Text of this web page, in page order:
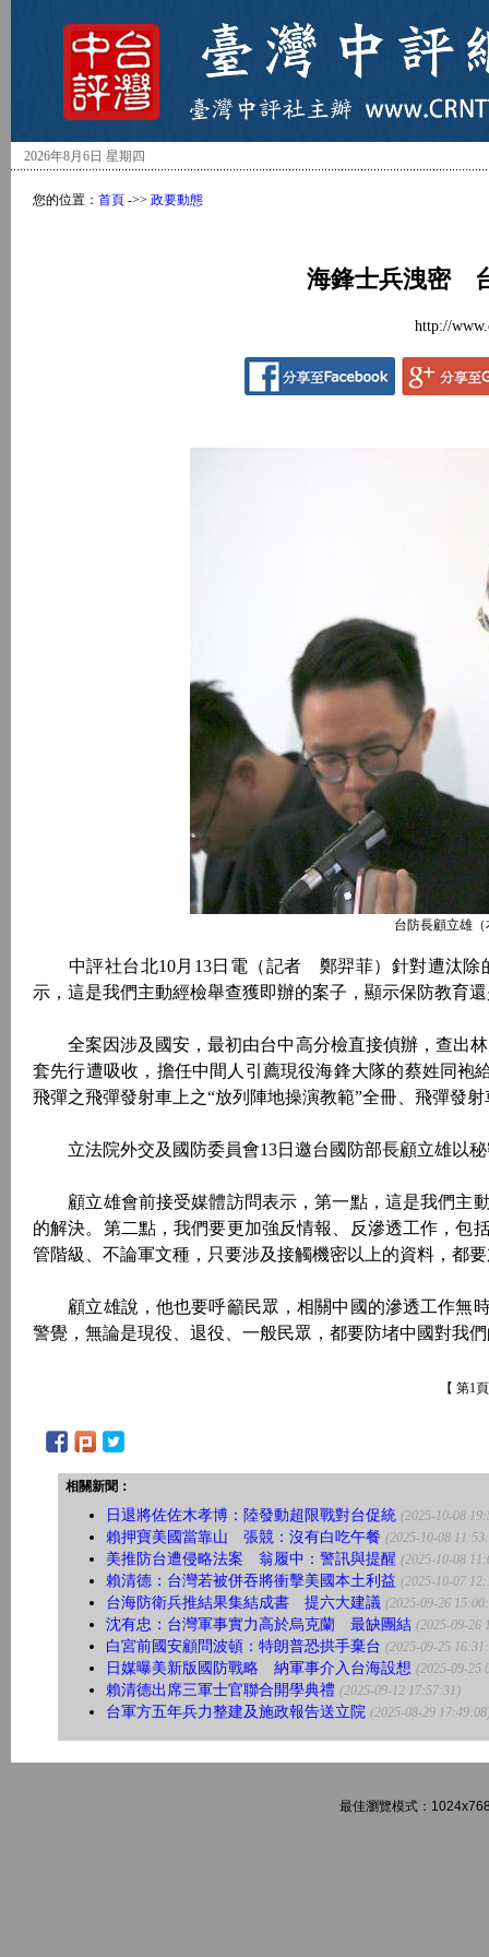
2026年8月6日 星期四
您的位置： 首頁 ->> 政要動態
海鋒士兵洩密
http://
台防長顧立雄
中評社台北10月13日電（記者 鄭羿菲）針對遭汰除
示，這是我們主動經檢舉查獲即辦的案子，顯示保防教育
全案因涉及國安，最初由台中高分檢直接偵辦，查出林
套先行遭吸收，擔任中間人引薦現役海鋒大隊的蔡姓同袍
飛彈之飛彈發射車上之“放列陣地操演教範”全冊、飛彈發
立法院外交及國防委員會13日邀台國防部長顧立雄以秘
顧立雄會前接受媒體訪問表示，第一點，這是我們主
的解決。第二點，我們要更加強反情報、反滲透工作，包
管階級、不論軍文種，只要涉及接觸機密以上的資料，都
顧立雄說，他也要呼籲民眾，相關中國的滲透工作無
警覺，無論是現役、退役、一般民眾，都要防堵中國對我
【 第1
相關新聞：
日退將佐佐木孝博：陸發動超限戰對台促統 (2025-10-08
賴押寶美國當靠山 張競：沒有白吃午餐 (2025-10-08
美推防台遭侵略法案 翁履中：警訊與提醒 (2025-10-08
賴清德：台灣若被併吞將衝擊美國本土利益 (2025-10-07
台海防衛兵推結果集結成書 提六大建議 (2025-09-26
沈有忠：台灣軍事實力高於烏克蘭 最缺團結 (2025-09-26
白宮前國安顧問波頓：特朗普恐拱手棄台 (2025-09-25
日媒曝美新版國防戰略 納軍事介入台海設想 (2025-09-25
賴清德出席三軍士官聯合開學典禮 (2025-09-12 17:57:31)
台軍方五年兵力整建及施政報告送立院 (2025-08-29
最佳瀏覽模式：